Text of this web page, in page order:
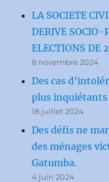
LA SOCIETE
DERIVE SOCIO-
ELECTIONS DE
8 novembre 2024
Des cas
plus inquiétants
18 juillet 2024
Des défis ne
des ménages
Gatumba.
4 juin 2024